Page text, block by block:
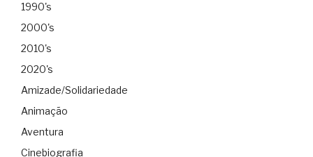
1990's
2000's
2010's
2020's
Amizade/Solidariedade
Animação
Aventura
Cinebiografia